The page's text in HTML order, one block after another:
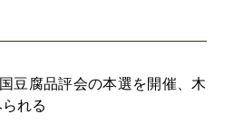
豆腐品評会の本選を開催、木
れる